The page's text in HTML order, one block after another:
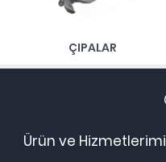
ÇIPALAR
Ürün ve